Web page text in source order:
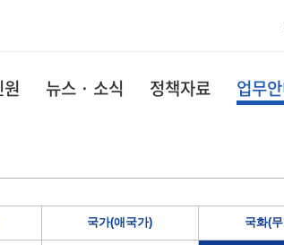
뉴스 · 소식 정책자료 업무
국가(애국가) 국화(